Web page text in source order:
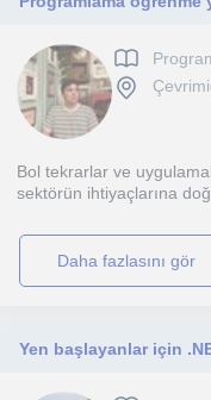
Bol tekrarlar ve
sektörün ihtiyaçlarına
daha fazlasını gör
Yen başlayanlar için